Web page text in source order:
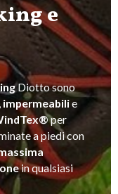
e
Diotto sono
impermeabilie
per
a piedi con
in qualsiasi